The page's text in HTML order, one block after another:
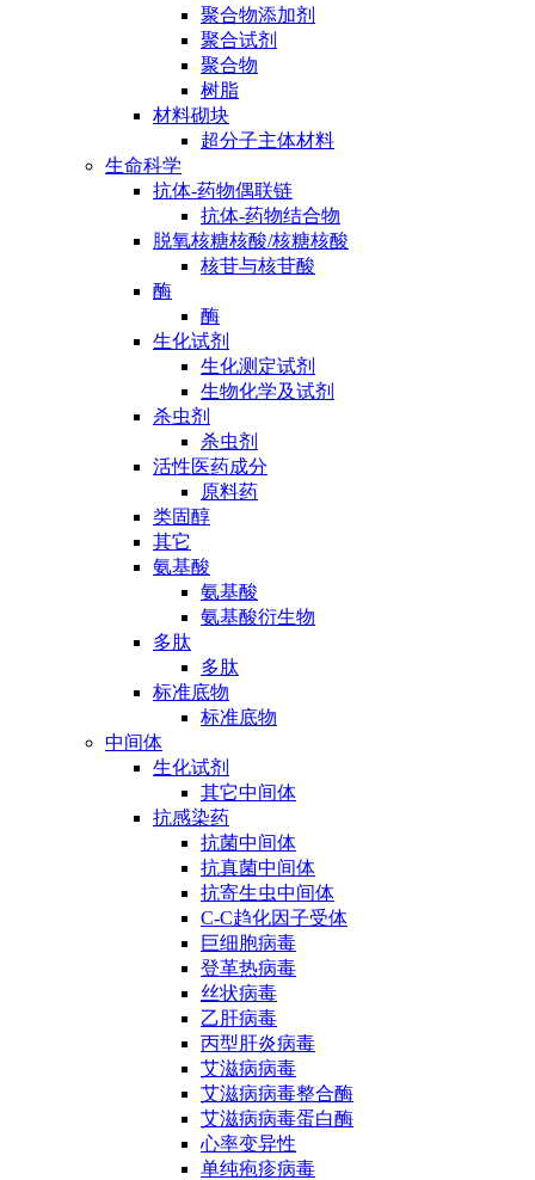
聚合物添加剂
聚合试剂
聚合物
树脂
材料砌块
超分子主体材料
生命科学
抗体-药物偶联链
抗体-药物结合物
脱氧核糖核酸/核糖核酸
核苷与核苷酸
酶
酶
生化试剂
生化测定试剂
生物化学及试剂
杀虫剂
杀虫剂
活性医药成分
原料药
类固醇
其它
氨基酸
氨基酸
氨基酸衍生物
多肽
多肽
标准底物
标准底物
中间体
生化试剂
其它中间体
抗感染药
抗菌中间体
抗真菌中间体
抗寄生虫中间体
C-C趋化因子受体
巨细胞病毒
登革热病毒
丝状病毒
乙肝病毒
丙型肝炎病毒
艾滋病病毒
艾滋病病毒整合酶
艾滋病病毒蛋白酶
心率变异性
单纯疱疹病毒